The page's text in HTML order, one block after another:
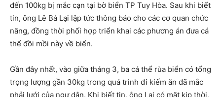
đến 100kg bị mắc cạn tại bờ biển TP Tuy Hòa. Sau khi biết
tin, ông Lê Bá Lại lập tức thông báo cho các cơ quan chức
năng, đồng thời phối hợp triển khai các phương án đưa cá
thể đồi mồi này về biển.
Gần đây nhất, vào giữa tháng 3, ba cá thể rùa biển có tổng
trọng lượng gần 30kg trong quá trình đi kiếm ăn đã mắc
phải lưới của ngư dân. Khi biết tin, ông Lại có mặt kịp thời,